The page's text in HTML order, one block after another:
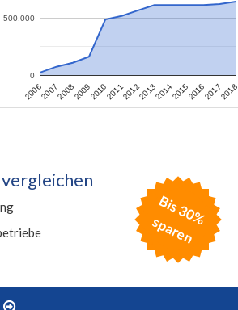
2006200720082009201020112012201320142015201620172018
0
500.000
B
is
3
0
%
s
p
a
r
e
n